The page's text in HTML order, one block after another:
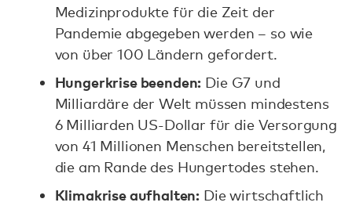
Medizinprodukte für die Zeit der
Pandemie abgegeben werden – so wie
von über 100 Ländern gefordert.
Hungerkrise beenden: Die G7 und
Milliardäre der Welt müssen mindestens
6 Milliarden US-Dollar für die Versorgung
von 41 Millionen Menschen bereitstellen,
die am Rande des Hungertodes stehen.
Klimakrise aufhalten: Die wirtschaftlich